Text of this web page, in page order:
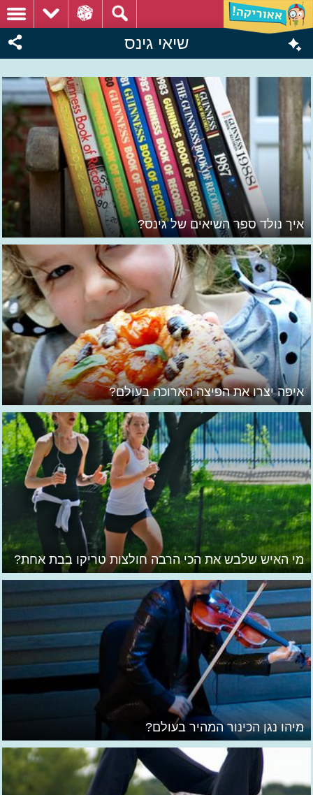
שיאי גינס
איך נולד ספר השיאים של גינס?
איפה יצרו את הפיצה הארוכה בעולם?
מי האיש שלבש את הכי הרבה חולצות טריקו בבת אחת?
מיהו נגן הכינור המהיר בעולם?